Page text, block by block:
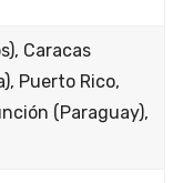
Caracas
Puerto Rico,
(Paraguay),